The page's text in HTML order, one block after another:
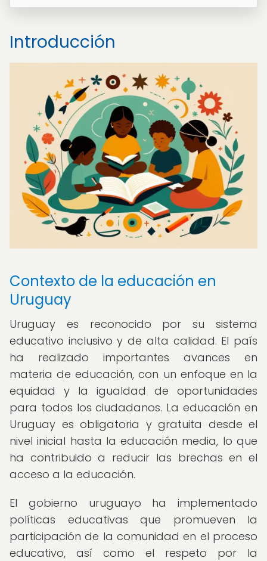
Introducción
Contexto de la educación en
Uruguay
Uruguay es reconocido por su sistema
educativo inclusivo y de alta calidad. El país
ha realizado importantes avances en
materia de educación, con un enfoque en la
equidad y la igualdad de oportunidades
para todos los ciudadanos. La educación en
Uruguay es obligatoria y gratuita desde el
nivel inicial hasta la educación media, lo que
ha contribuido a reducir las brechas en el
acceso a la educación.
El gobierno uruguayo ha implementado
políticas educativas que promueven la
participación de la comunidad en el proceso
educativo, así como el respeto por la